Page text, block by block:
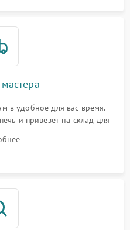
в удобное для вас время.
и привезет на склад для